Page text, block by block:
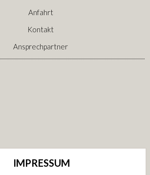
Anfahrt
Kontakt
Ansprechpartner
IMPRESSUM